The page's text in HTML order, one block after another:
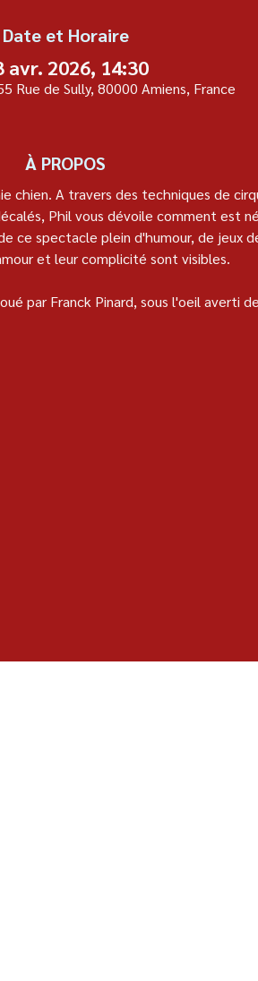
Date et Horaire
avr. 2026, 14:30
Rue de Sully, 80000 Amiens, France
À PROPOS
chien. A travers des techniques de
Phil vous dévoile comment est
ce spectacle plein d'humour, de jeux
et leur complicité sont visibles.
par Franck Pinard, sous l'oeil averti